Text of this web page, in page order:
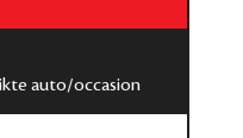
auto/occasion